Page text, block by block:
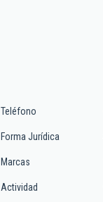
Teléfono
Forma Jurídica
Marcas
Actividad